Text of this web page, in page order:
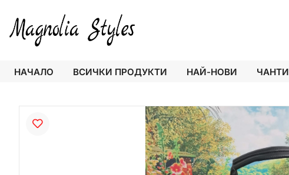
НАЧАЛО ВСИЧКИ ПРОДУКТИ НАЙ-НОВИ ЧАНТИ